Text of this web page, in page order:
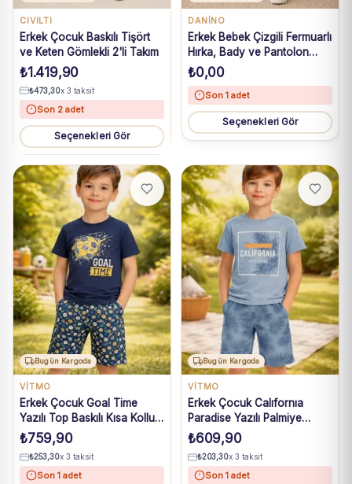
CIVILTI
Erkek Çocuk Baskılı Tişört
ve Keten Gömlekli 2'li Takım
₺1.419,90
₺473,30x 3 taksit
Son 2 adet
Seçenekleri Gör
DANİNO
Erkek Bebek Çizgili Fermuarlı
Hırka, Bady ve Pantolon
Takım 6-24 Ay
₺0,00
Son 1 adet
Seçenekleri Gör
Bugün Kargoda
VİTMO
Erkek Çocuk Goal Time
Yazılı Top Baskılı Kısa Kollu
Kaprili Pijama Takımı
₺759,90
₺253,30x 3 taksit
Son 1 adet
Bugün Kargoda
VİTMO
Erkek Çocuk Calıfornıa
Paradise Yazılı Palmiye
Baskılı Kısa Kollukaprili
Pijama Takımı
₺609,90
₺203,30x 3 taksit
Son 1 adet